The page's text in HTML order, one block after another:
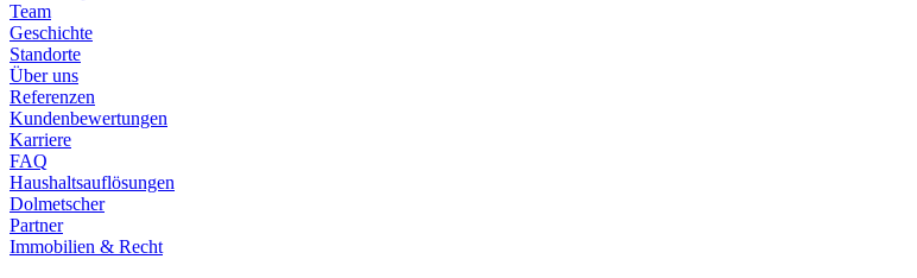
Team
Geschichte
Standorte
Über uns
Referenzen
Kundenbewertungen
Karriere
FAQ
Haushaltsauflösungen
Dolmetscher
Partner
Immobilien & Recht